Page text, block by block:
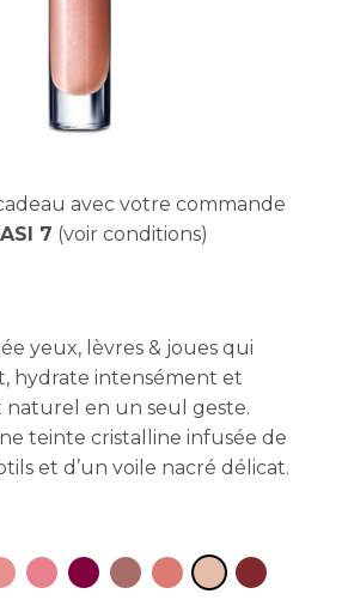
avec votre commande
7 (voir conditions)
yeux, lèvres & joues qui
hydrate intensément et
naturel en un seul geste.
teinte cristalline infusée de
et d’un voile nacré délicat.